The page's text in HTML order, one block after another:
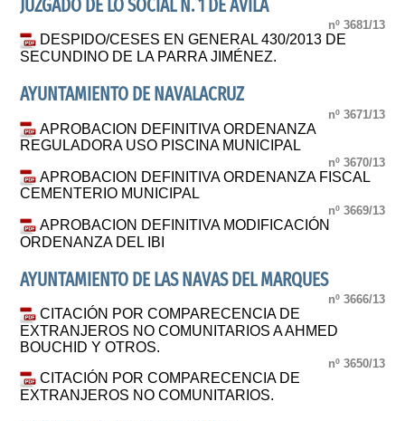
JUZGADO DE LO SOCIAL N. 1 DE AVILA
nº 3681/13
DESPIDO/CESES EN GENERAL 430/2013 DE
SECUNDINO DE LA PARRA JIMÉNEZ.
AYUNTAMIENTO DE NAVALACRUZ
nº 3671/13
APROBACION DEFINITIVA ORDENANZA
REGULADORA USO PISCINA MUNICIPAL
nº 3670/13
APROBACION DEFINITIVA ORDENANZA FISCAL
CEMENTERIO MUNICIPAL
nº 3669/13
APROBACION DEFINITIVA MODIFICACIÓN
ORDENANZA DEL IBI
AYUNTAMIENTO DE LAS NAVAS DEL MARQUES
nº 3666/13
CITACIÓN POR COMPARECENCIA DE
EXTRANJEROS NO COMUNITARIOS A AHMED
BOUCHID Y OTROS.
nº 3650/13
CITACIÓN POR COMPARECENCIA DE
EXTRANJEROS NO COMUNITARIOS.